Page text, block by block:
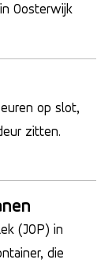
Oosterwijk
op slot,
zitten.
(JOP) in
die